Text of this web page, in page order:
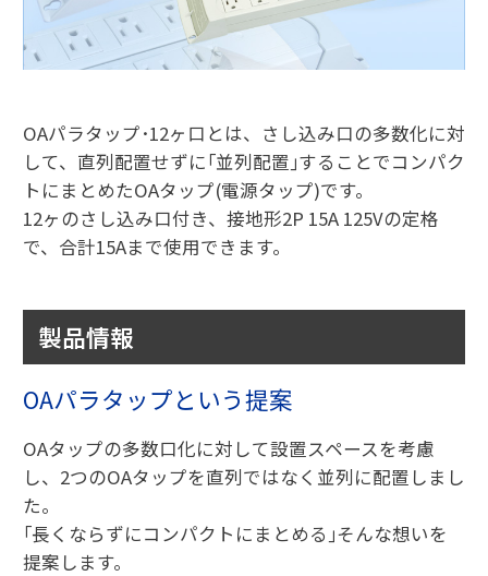
OAパラタップ･12ヶ口とは、さし込み口の多数化に対
して、直列配置せずに｢並列配置｣することでコンパク
トにまとめたOAタップ(電源タップ)です。
12ヶのさし込み口付き、接地形2P 15A 125Vの定格
で、合計15Aまで使用できます。
製品情報
OAパラタップという提案
OAタップの多数口化に対して設置スペースを考慮
し、2つのOAタップを直列ではなく並列に配置しまし
た。
｢長くならずにコンパクトにまとめる｣そんな想いを
提案します。